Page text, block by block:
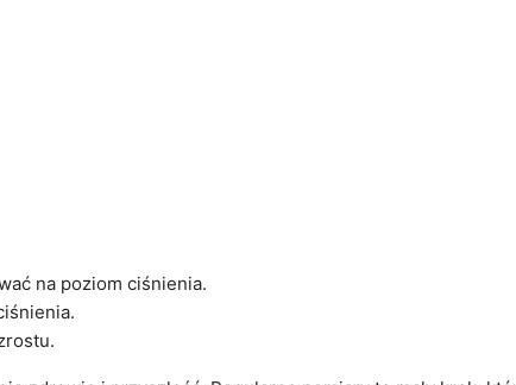
na poziom ciśnienia.